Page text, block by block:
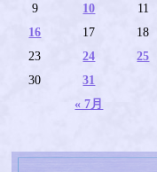
« 7月
9
10 11
16
17 18
23
24 25
30
31